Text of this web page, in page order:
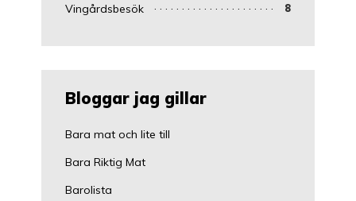
Vingårdsbesök 8
Bloggar jag gillar
Bara mat och lite till
Bara Riktig Mat
Barolista